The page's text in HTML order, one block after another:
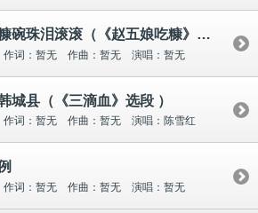
08、[秦腔]赵五娘端糠碗珠泪滚滚（《赵五娘吃糠》选段、刘红梅演唱...
作词：暂无 作曲：暂无 演唱：暂无
城县（《三滴血》选段 ）
作词：暂无 作曲：暂无 演唱：陈雪红
作词：暂无 作曲：暂无 演唱：暂无